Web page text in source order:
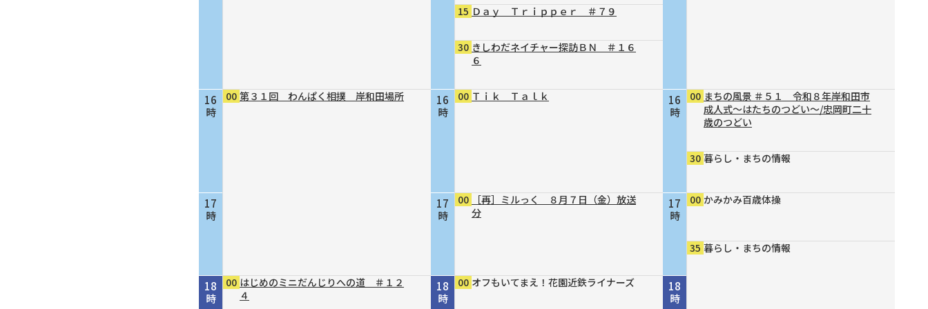
16
時
17
時
18
時
00 第３１回 わんぱく相撲 岸和田場所
00 はじめのミニだんじりへの道 ＃１２
４
16
時
17
時
18
時
15 Ｄａｙ Ｔｒｉｐｐｅｒ ＃７９
30 きしわだネイチャー探訪ＢＮ ＃１６
６
00 Ｔｉｋ Ｔａｌｋ
00
［再］ミルっく ８月７日（金）放送
分
00 オフもいてまえ！花園近鉄ライナーズ
16
時
17
時
18
時
00 まちの風景 ＃５１ 令和８年岸和田市
成人式～はたちのつどい～/忠岡町二十
歳のつどい
30 暮らし・まちの情報
00 かみかみ百歳体操
35 暮らし・まちの情報